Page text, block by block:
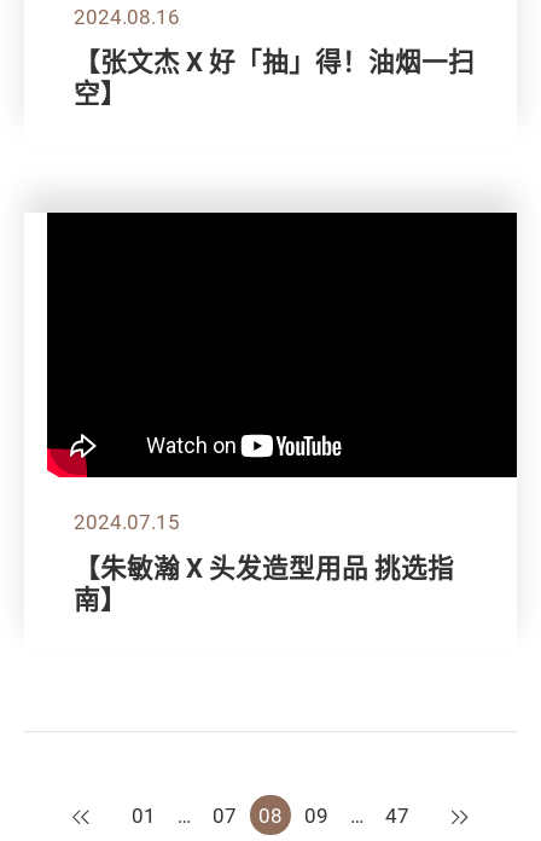
2024.08.16
【张文杰 X 好「抽」得！油烟一扫
空】
2024.07.15
【朱敏瀚 X 头发造型用品 挑选指
南】
上一页
01 … 07 08 09 … 47 下一页